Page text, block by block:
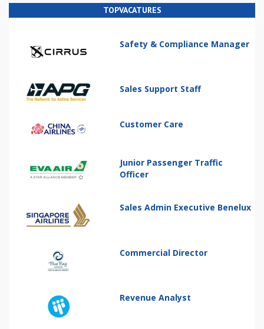
TOPVACATURES
Safety & Compliance Manager
Sales Support Staff
Customer Care
Junior Passenger Traffic
Officer
Sales Admin Executive Benelux
Commercial Director
Revenue Analyst